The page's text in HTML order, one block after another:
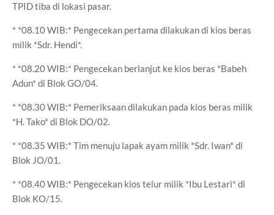
TPID tiba di lokasi pasar.
* *08.10 WIB:* Pengecekan pertama dilakukan di kios beras
milik *Sdr. Hendi*.
* *08.20 WIB:* Pengecekan berlanjut ke kios beras *Babeh
Adun* di Blok GO/04.
* *08.30 WIB:* Pemeriksaan dilakukan pada kios beras milik
*H. Tako* di Blok DO/02.
* *08.35 WIB:* Tim menuju lapak ayam milik *Sdr. Iwan* di
Blok JO/01.
* *08.40 WIB:* Pengecekan kios telur milik *Ibu Lestari* di
Blok KO/15.